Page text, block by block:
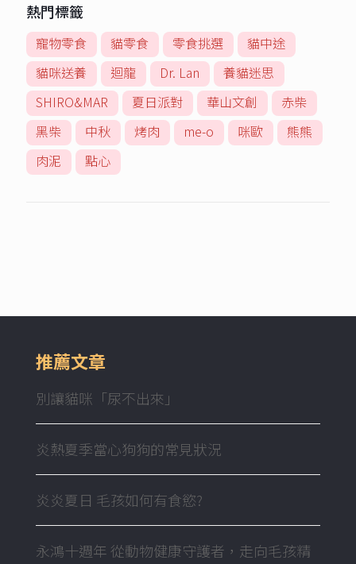
熱門標籤
寵物零食 貓零食 零食挑選
貓中途
貓咪送養
迴龍 Dr. Lan
養貓迷思
SHIRO&MAR
夏日派對 華山文創
赤柴
黑柴
中秋 烤肉 me-o 咪歐
熊熊
肉泥
點心
推薦文章
別讓貓咪「尿不出來」
炎熱夏季當心狗狗的常見狀況
炎炎夏日 毛孩如何有食慾?
永鴻十週年 從動物健康守護者，走向毛孩精